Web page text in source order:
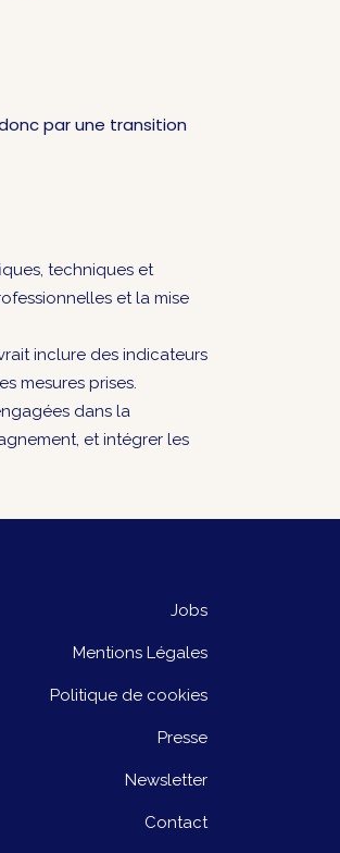
par une transition
techniques et
et la mise
inclure des indicateurs
mesures prises.
dans la
et intégrer les
Jobs
Mentions Légales
Politique de cookies
Presse
Newsletter
Contact